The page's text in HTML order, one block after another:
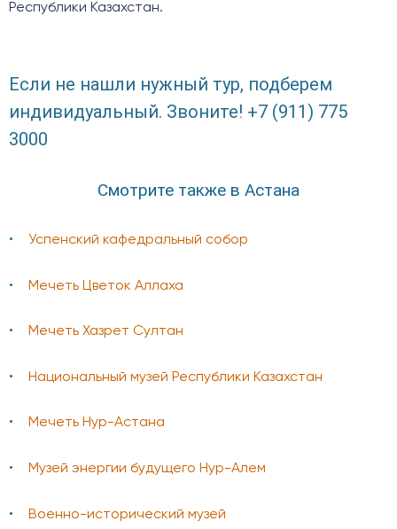
Республики Казахстан.
Если не нашли нужный тур, подберем
индивидуальный. Звоните! +7 (911) 775
3000
Смотрите также в Астана
Успенский кафедральный собор
Мечеть Цветок Аллаха
Мечеть Хазрет Султан
Национальный музей Республики Казахстан
Мечеть Нур-Астана
Музей энергии будущего Нур-Алем
Военно-исторический музей